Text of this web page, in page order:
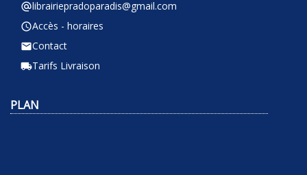
alternate_emaillibrairiepradoparadis@gmail.com
query_builderAccès - horaires
emailContact
local_shippingTarifs Livraison
PLAN